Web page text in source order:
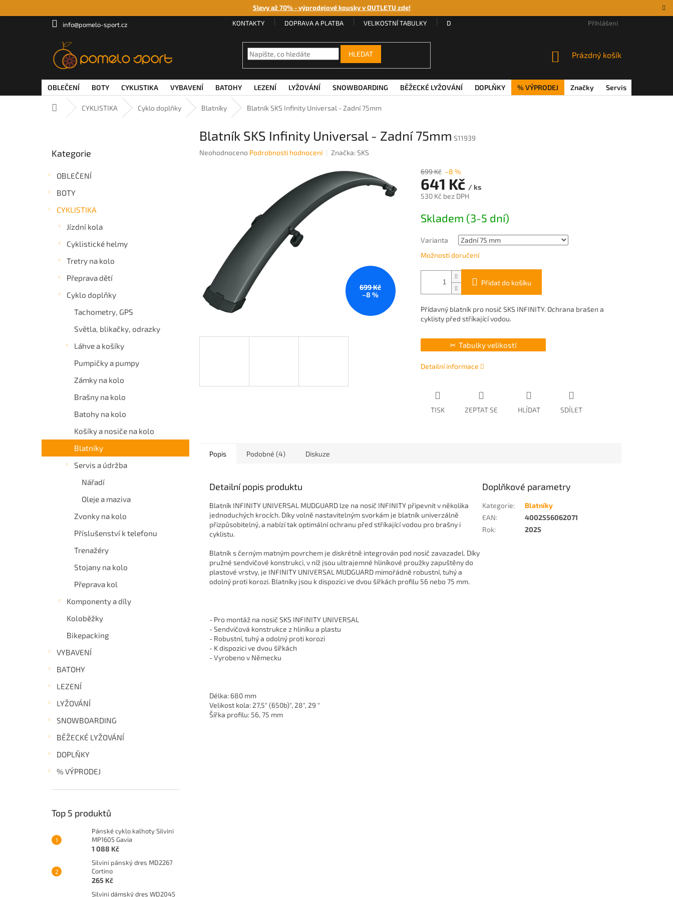
Slevy až 70% - výprodejové kousky v OUTLETU zde!
info@pomelo-sport.cz KONTAKTY DOPRAVA A PLATBA VELIKOSTNÍ TABULKY DÁRKOVÉ POUKAZY VĚRNOSTNÍ PROGRAM
Přihlášení
HLEDAT
NÁKUPNÍ
Prázdný košík
OBLEČENÍ BOTY CYKLISTIKA VYBAVENÍ BATOHY LEZENÍ LYŽOVÁNÍ SNOWBOARDING BĚŽECKÉ LYŽOVÁNÍ DOPLŇKY % VÝPRODEJ Značky Servis
Domů CYKLISTIKA Cyklo doplňky Blatníky Blatník SKS Infinity Universal - Zadní 75mm
kategorie
Kategorie
OBLEČENÍ
BOTY
CYKLISTIKA
Jízdní kola
Cyklistické helmy
Tretry na kolo
Přeprava dětí
Cyklo doplňky
Tachometry, GPS
Světla, blikačky, odrazky
Láhve a košíky
Pumpičky a pumpy
Zámky na kolo
Brašny na kolo
Batohy na kolo
Košíky a nosiče na kolo
Blatníky
Servis a údržba
Nářadí
Oleje a maziva
Zvonky na kolo
Příslušenství k telefonu
Trenažéry
Stojany na kolo
Přeprava kol
Komponenty a díly
Koloběžky
Bikepacking
VYBAVENÍ
BATOHY
LEZENÍ
LYŽOVÁNÍ
SNOWBOARDING
BĚŽECKÉ LYŽOVÁNÍ
DOPLŇKY
% VÝPRODEJ
Top 5 produktů
Pánské cyklo kalhoty Silvini
MP1605 Gavia
1 088 Kč
Silvini pánský dres MD2267
Cortino
265 Kč
Silvini dámský dres WD2045
Blatník SKS Infinity Universal - Zadní 75mm S11939
Průměrné
Neohodnoceno Podrobnosti hodnocení Značka:SKS
699 Kč
–8 %
699 Kč –8 %
641 Kč / ks
530 Kč bez DPH
cena:
Skladem (3-5 dní)
Varianta
Možnosti doručení
Přidat do košíku
Přídavný blatník pro nosič SKS INFINITY. Ochrana brašen a
cyklisty před stříkající vodou.
Tabulky velikostí
Detailní informace
TISK ZEPTAT SE HLÍDAT SDÍLET
Popis Podobné (4) Diskuze
Detailní popis produktu
Blatník INFINITY UNIVERSAL MUDGUARD lze na nosič INFINITY připevnit v několika
jednoduchých krocích. Díky volně nastavitelným svorkám je blatník univerzálně
přizpůsobitelný, a nabízí tak optimální ochranu před stříkající vodou pro brašny i
cyklistu.
Blatník s černým matným povrchem je diskrétně integrován pod nosič zavazadel. Díky
pružné sendvičové konstrukci, v níž jsou ultrajemné hliníkové proužky zapuštěny do
plastové vrstvy, je INFINITY UNIVERSAL MUDGUARD mimořádně robustní, tuhý a
odolný proti korozi. Blatníky jsou k dispozici ve dvou šířkách profilu 56 nebo 75 mm.
- Pro montáž na nosič SKS INFINITY UNIVERSAL
- Sendvičová konstrukce z hliníku a plastu
- Robustní, tuhý a odolný proti korozi
- K dispozici ve dvou šířkách
- Vyrobeno v Německu
Délka: 680 mm
Velikost kola: 27,5" (650b)", 28", 29 "
Šířka profilu: 56, 75 mm
Doplňkové parametry
Kategorie:
Blatníky
EAN:
4002556062071
Rok: 2025